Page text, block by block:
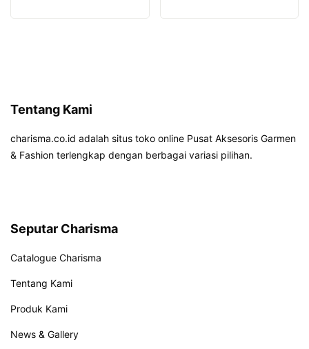
Tentang Kami
charisma.co.id adalah situs toko online Pusat Aksesoris Garmen
& Fashion terlengkap dengan berbagai variasi pilihan.
Seputar Charisma
Catalogue Charisma
Tentang Kami
Produk Kami
News & Gallery